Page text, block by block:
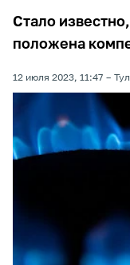
Стало
положена
12 июля 2023, 11:47